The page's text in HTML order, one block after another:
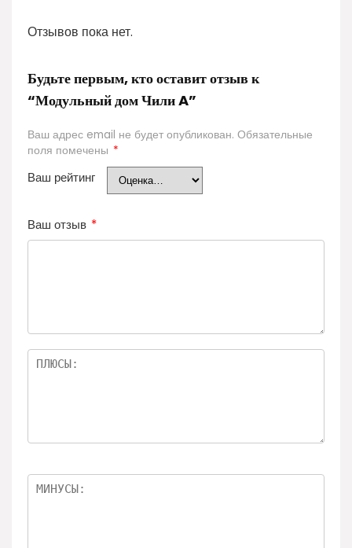
Отзывов пока нет.
Будьте первым, кто оставит отзыв к
“Модульный дом Чили A”
Ваш адрес email не будет опубликован. Обязательные
поля помечены *
Ваш рейтинг
Ваш отзыв *